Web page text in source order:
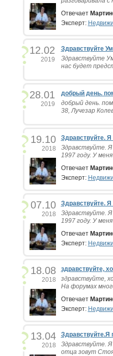
Отвечает
Эксперт:
12.02
2019
Здравствуйте
Здравствуйте
нас будет
28.01
2019
добрый день.
добрый день.
38, Лучезар
19.10
2018
Здравствуйте.
Здравствуйте.
1997 году. У
Отвечает
Эксперт:
07.10
2018
Здравствуйте.
Здравствуйте.
1997 году. У
Отвечает
Эксперт:
18.08
2018
здравствуйте,
здравствуйте,
На форумах
Отвечает
Эксперт:
13.04
2018
Здравствуйте.Я
Здравствуйте.
отца зовут